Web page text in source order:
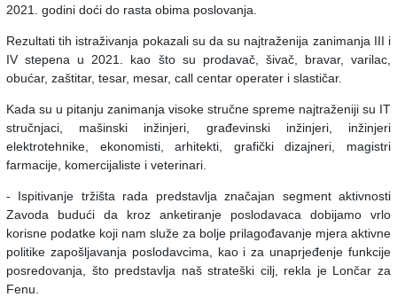
2021. godini doći do rasta obima poslovanja.
Rezultati tih istraživanja pokazali su da su najtraženija zanimanja III i
IV stepena u 2021. kao što su prodavač, šivač, bravar, varilac,
obućar, zaštitar, tesar, mesar, call centar operater i slastičar.
Kada su u pitanju zanimanja visoke stručne spreme najtraženiji su IT
stručnjaci, mašinski inžinjeri, građevinski inžinjeri, inžinjeri
elektrotehnike, ekonomisti, arhitekti, grafički dizajneri, magistri
farmacije, komercijaliste i veterinari.
- Ispitivanje tržišta rada predstavlja značajan segment aktivnosti
Zavoda budući da kroz anketiranje poslodavaca dobijamo vrlo
korisne podatke koji nam služe za bolje prilagođavanje mjera aktivne
politike zapošljavanja poslodavcima, kao i za unaprjeđenje funkcije
posredovanja, što predstavlja naš strateški cilj, rekla je Lončar za
Fenu.